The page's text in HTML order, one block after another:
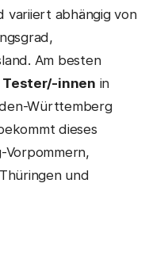
variiert abhängig von
Am besten
innen in
Württemberg
dieses
und